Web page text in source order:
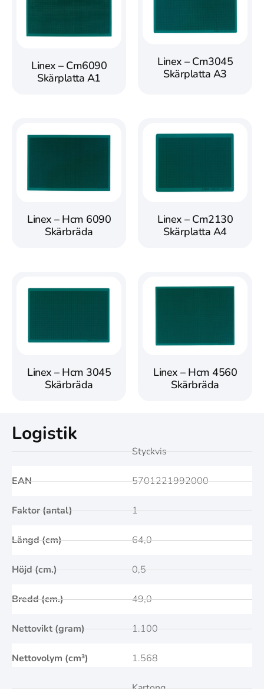
Linex – Cm6090
Skärplatta A1
Linex – Cm3045
Skärplatta A3
Linex – Hcm 6090
Skärbräda
Linex – Cm2130
Skärplatta A4
Linex – Hcm 3045
Skärbräda
Linex – Hcm 4560
Skärbräda
Logistik
EAN
Faktor (antal)
Längd (cm)
Höjd (cm.)
Bredd (cm.)
Nettovikt (gram)
Nettovolym (cm³)
Styckvis
5701221992000
1
64,0
0,5
49,0
1.100
1.568